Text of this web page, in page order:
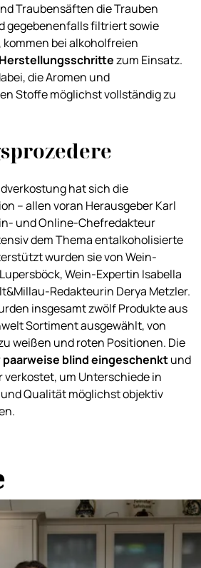
Traubensäften die Trauben
gegebenenfalls filtriert sowie
bei alkoholfreien
zum Einsatz.
die Aromen und
Stoffe möglichst vollständig zu
hat sich die
– allen voran Herausgeber Karl
und Online-Chefredakteur
dem Thema entalkoholisierte
wurden sie von Wein-
Wein-Expertin Isabella
Redakteurin Derya Metzler.
insgesamt zwölf Produkte aus
Sortiment ausgewählt, von
weißen und roten Positionen. Die
paarweise blind eingeschenktund
um Unterschiede in
Qualität möglichst objektiv